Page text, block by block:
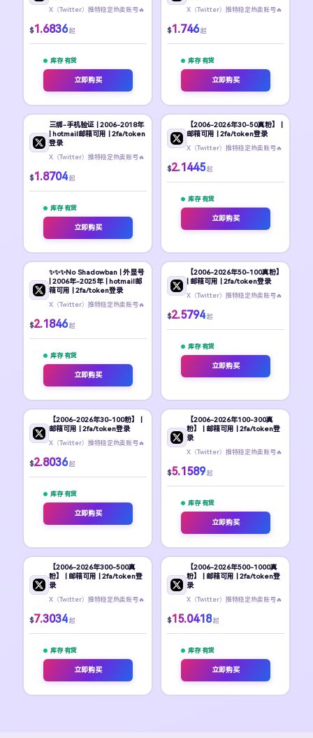
X（Twitter）推特稳定热卖账号🔥
$1.6836 起
库存 有货
立即购买
X（Twitter）推特稳定热卖账号🔥
$1.746 起
库存 有货
立即购买
三绑-手机验证 | 2006-2018年
| hotmail邮箱可用 | 2fa/token
登录
X（Twitter）推特稳定热卖账号🔥
$1.8704 起
库存 有货
立即购买
【2006-2026年30-50真粉】 |
邮箱可用 | 2fa/token登录
X（Twitter）推特稳定热卖账号🔥
$2.1445 起
库存 有货
立即购买
✨️✨️✨️No Shadowban | 外显号
| 2006年-2025年 | hotmail邮
箱可用 | 2fa/token登录
X（Twitter）推特稳定热卖账号🔥
$2.1846 起
库存 有货
立即购买
【2006-2026年50-100真粉】
| 邮箱可用 | 2fa/token登录
X（Twitter）推特稳定热卖账号🔥
$2.5794 起
库存 有货
立即购买
【2006-2026年30-100粉】 |
邮箱可用 | 2fa/token登录
X（Twitter）推特稳定热卖账号🔥
$2.8036 起
库存 有货
立即购买
【2006-2026年100-300真
粉】 | 邮箱可用 | 2fa/token登
录
X（Twitter）推特稳定热卖账号🔥
$5.1589 起
库存 有货
立即购买
【2006-2026年300-500真
粉】 | 邮箱可用 | 2fa/token登
录
X（Twitter）推特稳定热卖账号🔥
$7.3034 起
库存 有货
立即购买
【2006-2026年500-1000真
粉】 | 邮箱可用 | 2fa/token登
录
X（Twitter）推特稳定热卖账号🔥
$15.0418 起
库存 有货
立即购买